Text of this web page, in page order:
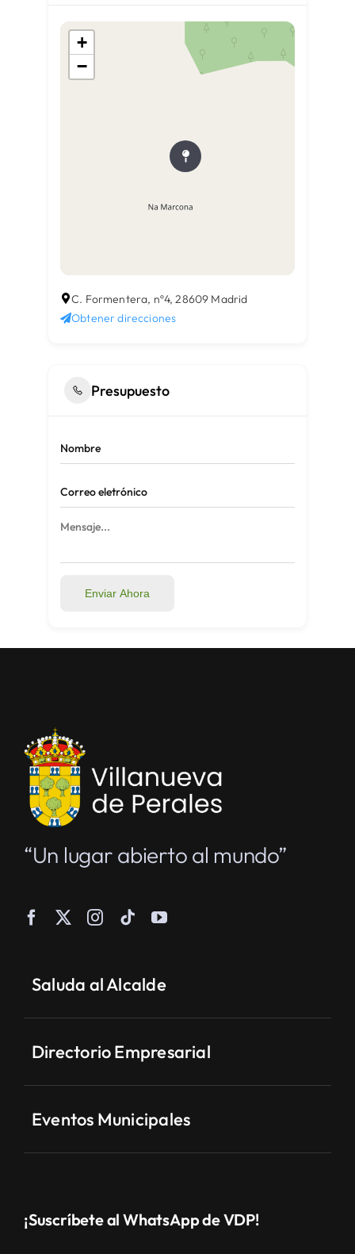
+
−
C. Formentera, nº4, 28609 Madrid
Obtener direcciones
Presupuesto
Enviar Ahora
“Un lugar abierto al mundo”
Saluda al Alcalde
Directorio Empresarial
Eventos Municipales
¡Suscríbete al WhatsApp de VDP!